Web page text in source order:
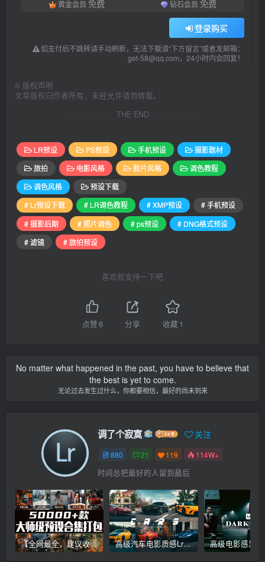
黄金会员 免费 钻石会员 免费
登录购买
如支付后不跳转请手动刷新，无法下载请“下方留言”或者发邮箱：
get-58@qq.com，24小时内会回复！
© 版权声明
文章版权归作者所有，未经允许请勿转载。
THE END
LR预设 PS预设 手机预设
摄影题材
旅拍
电影风格 胶片风格
调色教程
调色风格
预设下载
# Lr预设下载
# LR调色教程 # XMP预设
# 手机预设
# 摄影后期
# 照片调色 # ps预设
# DNG格式预设
# 滤镜
# 旅拍预设
喜欢就支持一下吧
点赞6 分享 收藏 1
No matter what happened in the past, you have to believe that
the best is yet to come.
无论过去发生过什么，你都要相信，最好的尚未到来
调了个寂寞 关注
880 21 119 114W+
时间总把最好的人留到最后
【全网最全，建议收藏】5万多款Lr顶级调色预设合集，精心整理，分类清晰，摄影师调色师必备素材，够用一辈子！ 高级汽车电影质感Lr调色教程，手机滤镜PS+Lightroom预设下载！